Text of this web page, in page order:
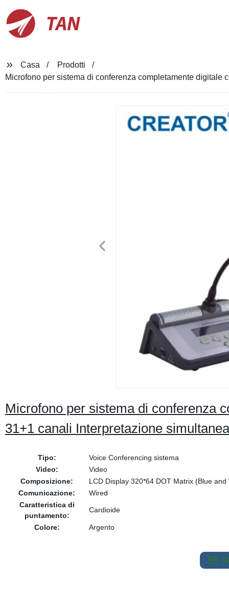
TAN
Casa
Prodotti
Microfono per sistema di conferenza completamente
Microfono per sistema di conferenza
31+1 canali Interpretazione simultanea
Tipo:
Voice Conferencing sistema
Video:
Video
Composizione:
LCD Display 320*64 DOT Matrix (Blue and
Comunicazione:
Wired
Caratteristica di
puntamento:
Cardioide
Colore: Argento